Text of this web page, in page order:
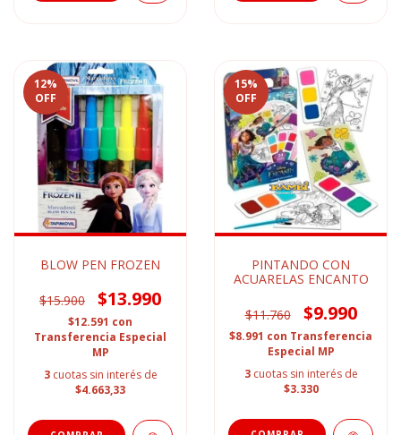
12%
OFF
BLOW PEN FROZEN
$15.900 $13.990
$12.591 con
Transferencia Especial
MP
3 cuotas sin interés de
$4.663,33
15%
OFF
PINTANDO CON
ACUARELAS ENCANTO
$11.760 $9.990
$8.991 con Transferencia
Especial MP
3 cuotas sin interés de
$3.330